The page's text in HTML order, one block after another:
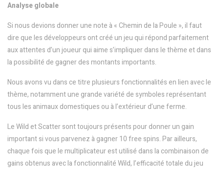
Analyse globale
Si nous devions donner une note à « Chemin de la Poule », il faut
dire que les développeurs ont créé un jeu qui répond parfaitement
aux attentes d’un joueur qui aime s’impliquer dans le thème et dans
la possibilité de gagner des montants importants.
Nous avons vu dans ce titre plusieurs fonctionnalités en lien avec le
thème, notamment une grande variété de symboles représentant
tous les animaux domestiques ou à l’extérieur d’une ferme.
Le Wild et Scatter sont toujours présents pour donner un gain
important si vous parvenez à gagner 10 free spins. Par ailleurs,
chaque fois que le multiplicateur est utilisé dans la combinaison de
gains obtenus avec la fonctionnalité Wild, l’efficacité totale du jeu